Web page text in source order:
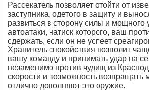
Рассекатель позволяет отойти от
заступника, одетого в защиту и
развиться в сторону силы и мощного
автоатаки, натиск которого, ваш
сдержать, если он не успеет
Хранитель спокойствия позволит
вашу команду и принимать удар на
незаменимо против чудищ из
скорости и возможность возвращать
отлично дополняют это оружие.